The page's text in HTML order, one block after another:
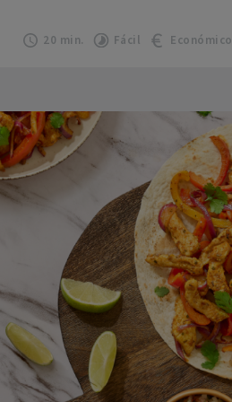
20 min. Fácil Económico